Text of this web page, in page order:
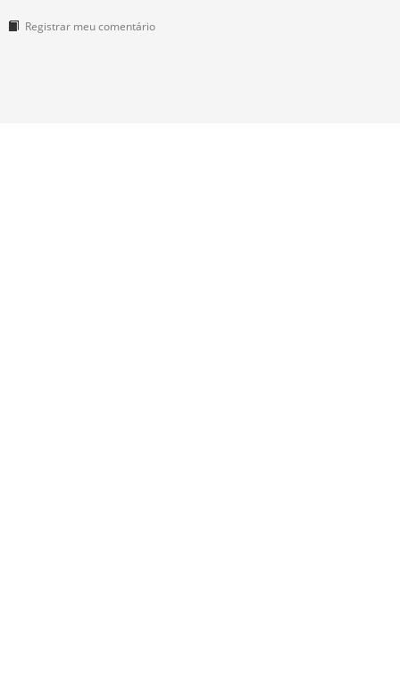
Registrar meu comentário